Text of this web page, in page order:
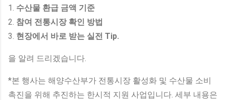
1. 수산물 환급 금액 기준
2. 참여 전통시장 확인 방법
3. 현장에서 바로 받는 실전 Tip.
을 알려 드리겠습니다.
*본 행사는 해양수산부가 전통시장 활성화 및 수산물 소비
촉진을 위해 추진하는 한시적 지원 사업입니다. 세부 내용은